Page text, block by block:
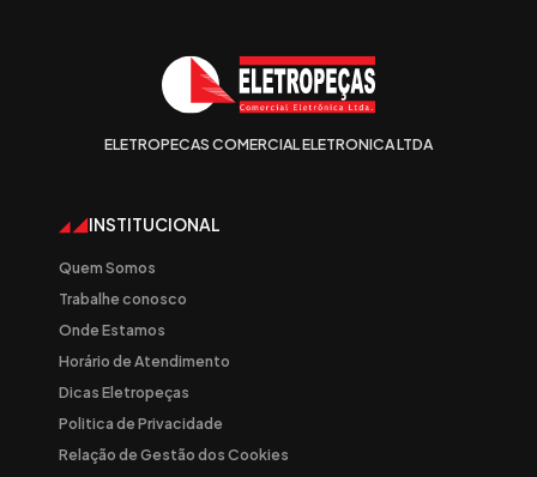
ELETROPECAS COMERCIAL ELETRONICA LTDA
INSTITUCIONAL
Quem Somos
Trabalhe conosco
Onde Estamos
Horário de Atendimento
Dicas Eletropeças
Politica de Privacidade
Relação de Gestão dos Cookies